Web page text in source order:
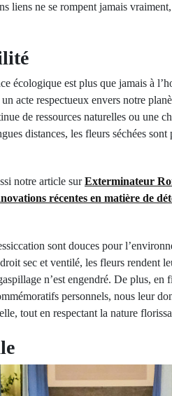
liens ne se rompent jamais
écologique est plus que jamais à
acte respectueux envers notre
de ressources naturelles ou une
distances, les fleurs séchées
notre article surExterminateur
récentes en matière de
sont douces pour
sec et ventilé, les fleurs rendent
n’est engendré. De plus, en
personnels, nous leur
tout en respectant la nature